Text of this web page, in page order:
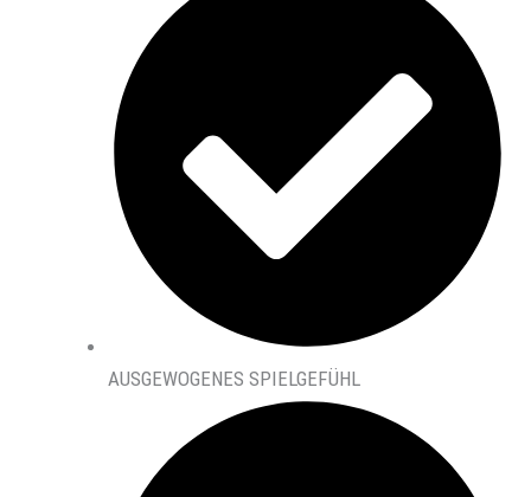
AUSGEWOGENES SPIELGEFÜHL